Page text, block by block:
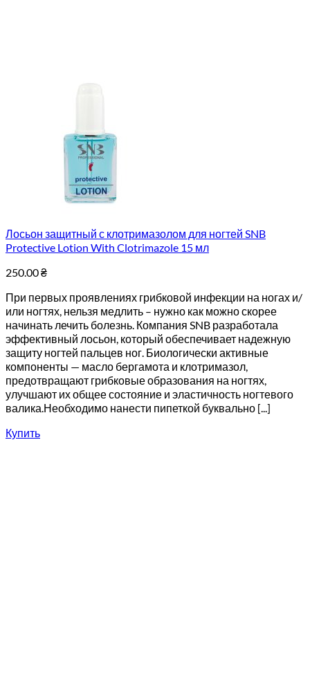
Лосьон защитный с клотримазолом для ногтей SNB
Protective Lotion With Clotrimazole 15 мл
250.00₴
При первых проявлениях грибковой инфекции на ногах и/
или ногтях, нельзя медлить – нужно как можно скорее
начинать лечить болезнь. Компания SNB разработала
эффективный лосьон, который обеспечивает надежную
защиту ногтей пальцев ног. Биологически активные
компоненты — масло бергамота и клотримазол,
предотвращают грибковые образования на ногтях,
улучшают их общее состояние и эластичность ногтевого
валика.Необходимо нанести пипеткой буквально [...]
Купить